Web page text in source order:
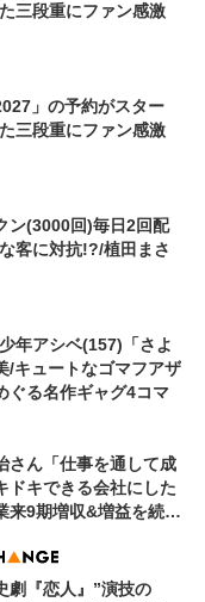
三段重にファン感激
」の予約がスター
三段重にファン感激
ン(3000回)毎日2回配
客に対抗!?/植田まさ
年アシベ(157)「さよ
/キュートなゴマフアザ
ぐる名作ギャグ4コマ
さん「仕事を通して成
ドキできる会社にした
来9期増収&増益を続け
劇『恋人』”演技の